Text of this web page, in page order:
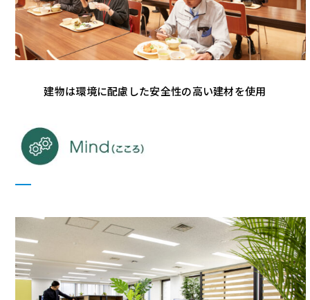
建物は環境に配慮した安全性の高い建材を使用